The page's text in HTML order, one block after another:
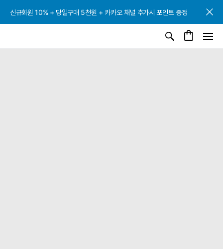
신규회원 10% + 당일구매 5천원 + 카카오 채널 추가시 포인트 증정